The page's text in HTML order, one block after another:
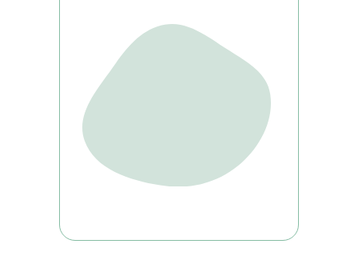
РЕКВИЗИТЫ
Отдел по организации приема:
8 (800) 775-79-32 , 8 (495) 677-96-17
Звонок по России бесплатный
help.dpomipk@academcity.online
Контакт-центр
8 (800) 775-79-32, 8 (495) 677-96-17
Пн-вс 8:30-20:30 мск
help.dpomipk@dpomipk.ru